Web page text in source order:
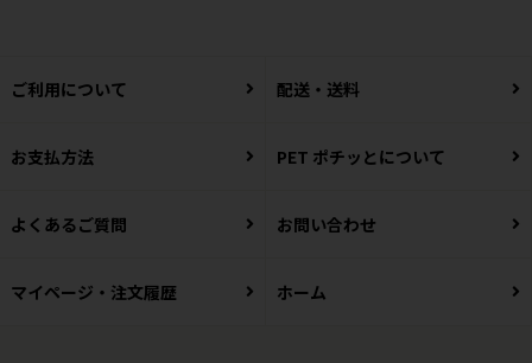
ご利用について 配送・送料
お支払方法 PET ポチッとについて
よくあるご質問 お問い合わせ
マイページ・注文履歴 ホーム